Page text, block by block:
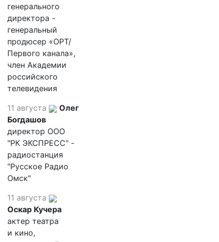
генерального
директора -
генеральный
продюсер «ОРТ/
Первого канала»,
член Академии
российского
телевидения
11 августа
Олег
Богдашов
директор ООО
"РК ЭКСПРЕСС" -
радиостанция
"Русское Радио
Омск"
11 августа
Оскар Кучера
актер театра
и кино,